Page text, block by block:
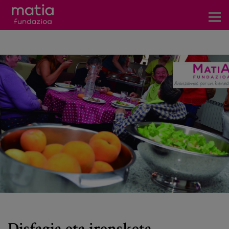
Zerbitzuak
Gertaerak
COVID-19
Harremanetarako
Berriak